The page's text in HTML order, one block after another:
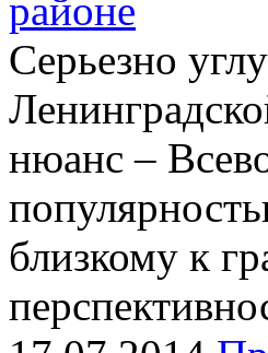
районе
Серьезно
нюанс –
близкому к